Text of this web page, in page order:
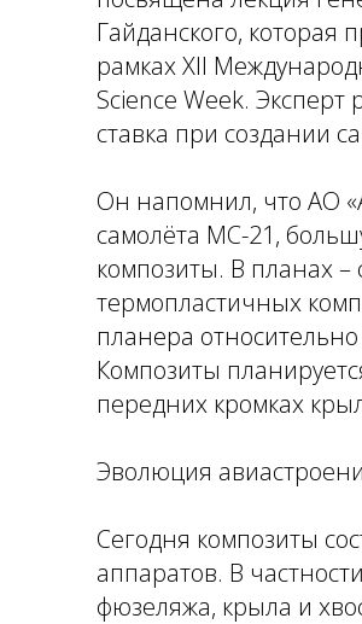
Гайданского, которая
рамках XII
Science Week. Эксперт
ставка при создании
Он напомнил, что АО
самолёта МС-21,
композиты. В планах –
термопластичных
планера
Композиты
передних кромках
Эволюция
Сегодня композиты
аппаратов. В
фюзеляжа, крыла и